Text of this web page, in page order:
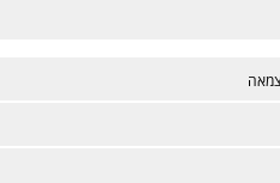
צמאה